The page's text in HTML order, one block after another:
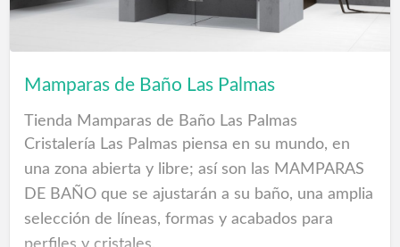
Tiendas Las Palmas
Mamparas de Baño Las Palmas
Tienda Mamparas de Baño Las Palmas
Cristalería Las Palmas piensa en su mundo, en
una zona abierta y libre; así son las MAMPARAS
DE BAÑO que se ajustarán a su baño, una amplia
selección de líneas, formas y acabados para
perfiles y cristales.